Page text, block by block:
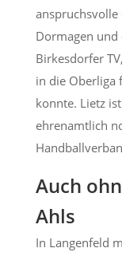
anspruchsvolle
Dormagen
Birkesdorfer
in die Oberliga
konnte. Lietz
ehrenamtlich
Auch
Ahls
In Langenfeld